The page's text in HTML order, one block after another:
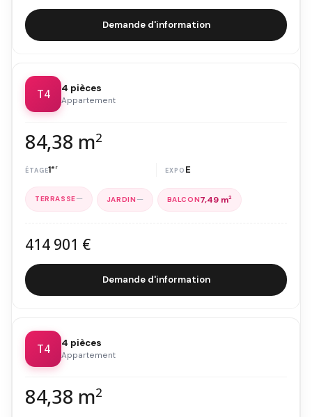
Demande d'information
T4 4 pièces
Appartement
84,38 m2
1er E
— — 7,49 m2
414 901 €
Demande d'information
T4 4 pièces
Appartement
84,38 m2